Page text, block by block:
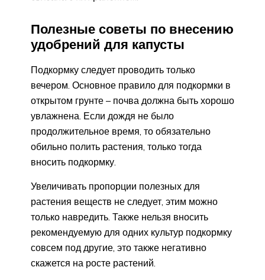
Полезные советы по внесению
удобрений для капусты
Подкормку следует проводить только
вечером. Основное правило для подкормки в
открытом грунте – почва должна быть хорошо
увлажнена. Если дождя не было
продолжительное время, то обязательно
обильно полить растения, только тогда
вносить подкормку.
Увеличивать пропорции полезных для
растения веществ не следует, этим можно
только навредить. Также нельзя вносить
рекомендуемую для одних культур подкормку
совсем под другие, это также негативно
скажется на росте растений.